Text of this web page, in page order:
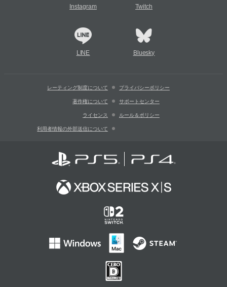
Instagram Twitch
LINE Bluesky
レーティング制度について プライバシーポリシー
著作権について サポートセンター
ライセンス ルール＆ポリシー
利用者情報の外部送信について